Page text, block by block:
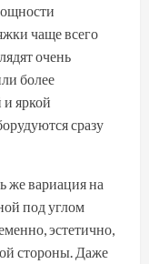
чаще всего
очень
более
яркой
сразу
же вариация на
под углом
эстетично,
стороны. Даже